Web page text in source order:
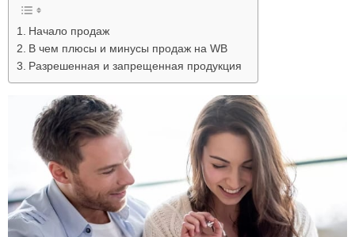
Начало продаж
В чем плюсы и минусы продаж на WB
Разрешенная и запрещенная продукция